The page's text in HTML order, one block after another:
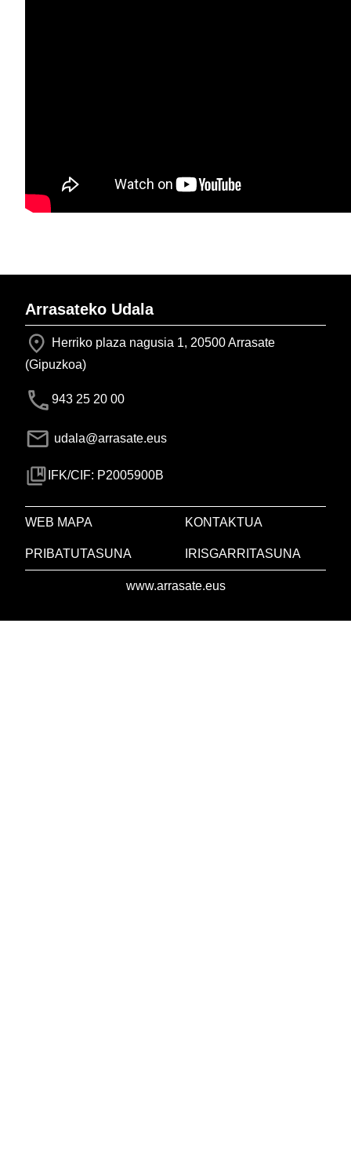
Arrasateko Udala
Herriko plaza nagusia 1, 20500 Arrasate
(Gipuzkoa)
943 25 20 00
udala@arrasate.eus
IFK/CIF: P2005900B
WEB MAPA KONTAKTUA
PRIBATUTASUNA IRISGARRITASUNA
www.arrasate.eus